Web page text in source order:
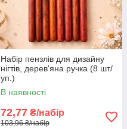
Набір пензлів для дизайну
нігтів, дерев'яна ручка (8 шт/
уп.)
В наявності
72,77 ₴/набір
103,96 ₴/набір